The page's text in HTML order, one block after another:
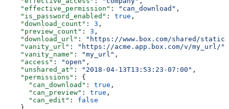
    "effective_permission"
: "can_download" ,
    "is_password_enabled"
: true ,
    "download_count"
: 3 ,
    "preview_count"
: 3 ,
    "download_url"
:
"https://www.box.com/shared/
    "vanity_url"
: "https://acme.app.box.com/v/my_url/"
    "vanity_name"
: "my_url" ,
    "access"
: "open" ,
    "unshared_at"
: "2018-04-13T13:53:23-07:00" ,
    "permissions"
: {
      "can_download"
: true ,
      "can_preview"
: true ,
      "can_edit"
: false